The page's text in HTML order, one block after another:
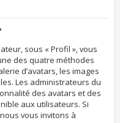
sous « Profil », vous
des quatre méthodes
d’avatars, les images
Les administrateurs du
des avatars et des
aux utilisateurs. Si
vous invitons à